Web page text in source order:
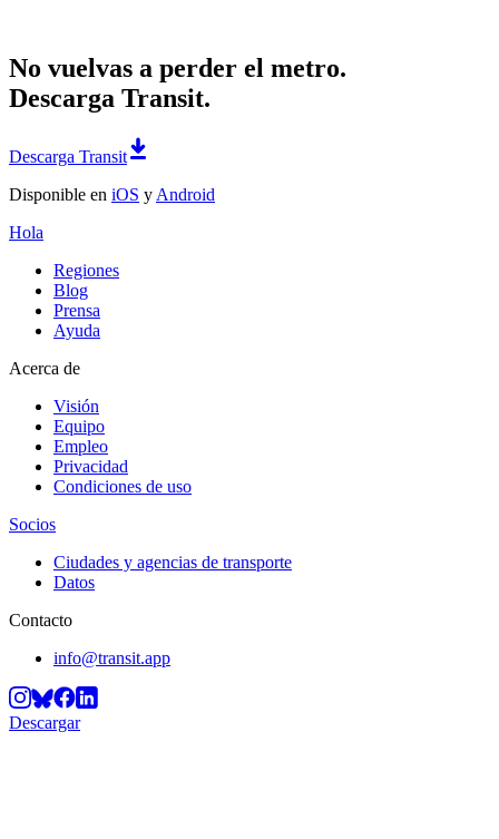
No vuelvas a perder el metro.
Descarga Transit.
Descarga Transit
Disponible en iOS y Android
Hola
Regiones
Blog
Prensa
Ayuda
Acerca de
Visión
Equipo
Empleo
Privacidad
Condiciones de uso
Socios
Ciudades y agencias de transporte
Datos
Contacto
info@transit.app
Descargar